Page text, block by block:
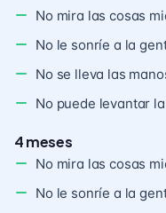
No mira las cosas
No le sonríe a la
No se lleva las
No puede levantar
4 meses
No mira las cosas
No le sonríe a la